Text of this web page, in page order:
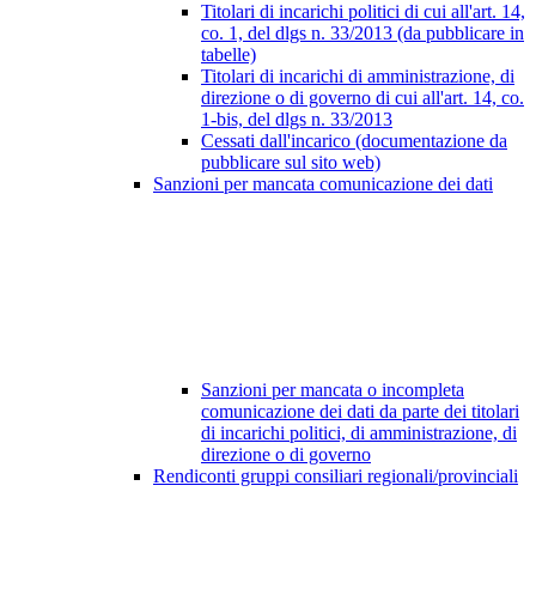
Titolari di incarichi politici di cui all'art. 14,
co. 1, del dlgs n. 33/2013 (da pubblicare in
tabelle)
Titolari di incarichi di amministrazione, di
direzione o di governo di cui all'art. 14, co.
1-bis, del dlgs n. 33/2013
Cessati dall'incarico (documentazione da
pubblicare sul sito web)
Sanzioni per mancata comunicazione dei dati
Sanzioni per mancata o incompleta
comunicazione dei dati da parte dei titolari
di incarichi politici, di amministrazione, di
direzione o di governo
Rendiconti gruppi consiliari regionali/provinciali